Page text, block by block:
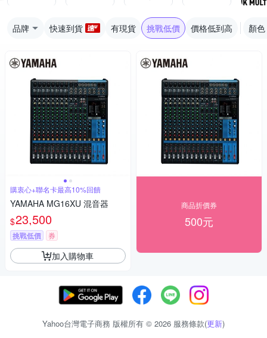
品牌 快速到貨 有現貨 挑戰低價 價格低到高 顏色
購衷心+聯名卡最高10%回饋
YAMAHA MG16XU 混音器
$23,500
挑戰低價 券
加入購物車
商品折價券
500元
Yahoo台灣電子商務 版權所有 © 2026 服務條款(更新)